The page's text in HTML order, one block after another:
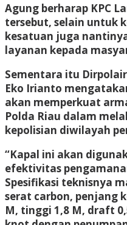
Agung berharap KPC
tersebut, selain untuk
kesatuan juga
layanan kepada
Sementara itu
Eko Irianto
akan memperkuat
Polda Riau dalam
kepolisian diwilayah
“Kapal ini akan
efektivitas
Spesifikasi teknisnya
serat carbon, penjang
M, tinggi 1,8 M, draft